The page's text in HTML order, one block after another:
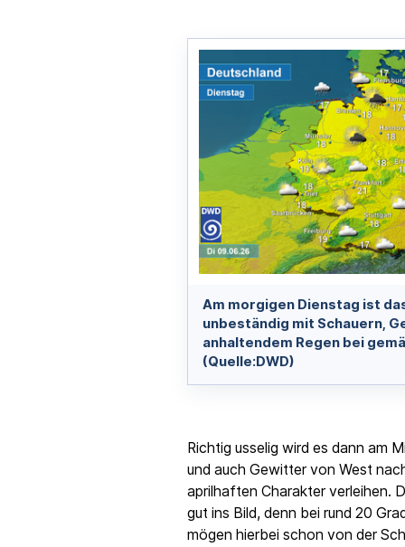
Am morgigen Dienstag ist
unbeständig mit Schauern,
anhaltendem Regen bei
(Quelle:DWD)
Richtig usselig wird es dann am
und auch Gewitter von West
aprilhaften Charakter verleihen.
gut ins Bild, denn bei rund 20
mögen hierbei schon von der